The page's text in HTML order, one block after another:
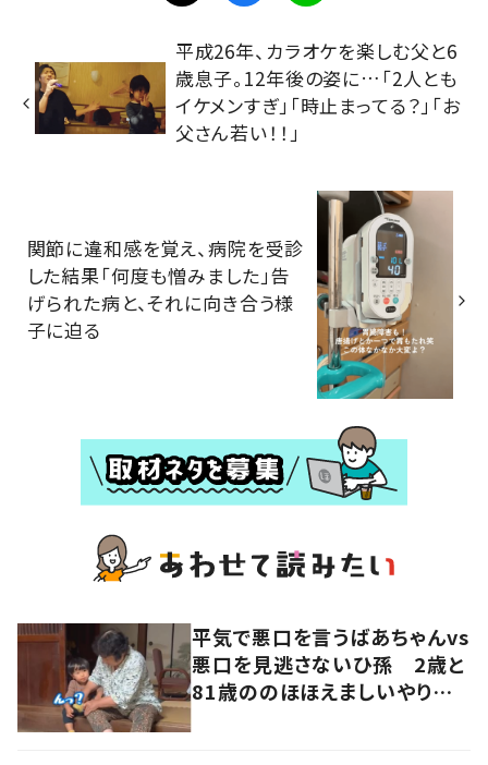
平成26年、カラオケを楽しむ父と6
歳息子。12年後の姿に…「2人とも
イケメンすぎ」「時止まってる？」「お
父さん若い！！」
関節に違和感を覚え、病院を受診
した結果「何度も憎みました」告
げられた病と、それに向き合う様
子に迫る
平気で悪口を言うばあちゃんvs
悪口を見逃さないひ孫 2歳と
81歳ののほほえましいやり取り